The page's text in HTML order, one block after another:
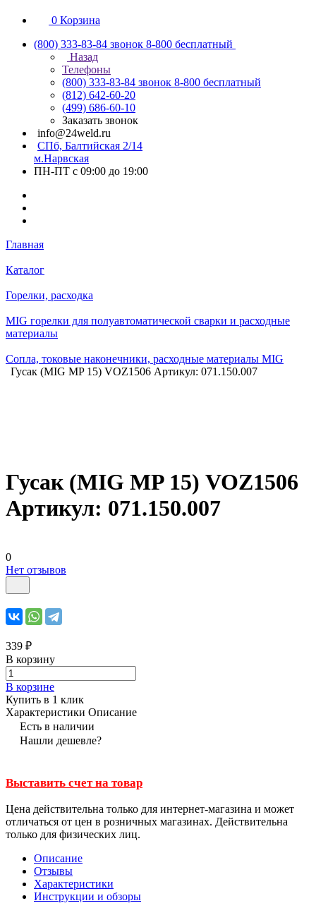
0 Корзина
(800) 333-83-84 звонок 8-800 бесплатный
Назад
Телефоны
(800) 333-83-84 звонок 8-800 бесплатный
(812) 642-60-20
(499) 686-60-10
Заказать звонок
info@24weld.ru
СПб, Балтийская 2/14
м.Нарвская
ПН-ПТ с 09:00 до 19:00
Главная
Каталог
Горелки, расходка
MIG горелки для полуавтоматической сварки и расходные
материалы
Сопла, токовые наконечники, расходные материалы MIG
Гусак (MIG MP 15) VOZ1506 Артикул: 071.150.007
Гусак (MIG MP 15) VOZ1506
Артикул: 071.150.007
0
Нет отзывов
339 ₽
В корзину
В корзине
Купить в 1 клик
Характеристики Описание
Есть в наличии
Нашли дешевле?
Выставить счет на товар
Цена действительна только для интернет-магазина и может
отличаться от цен в розничных магазинах. Действительна
только для физических лиц.
Описание
Отзывы
Характеристики
Инструкции и обзоры